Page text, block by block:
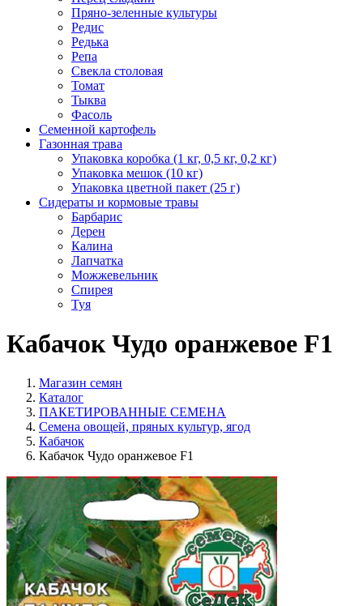
Пряно-зеленные культуры
Редис
Редька
Репа
Свекла столовая
Томат
Тыква
Фасоль
Семенной картофель
Газонная трава
Упаковка коробка (1 кг, 0,5 кг, 0,2 кг)
Упаковка мешок (10 кг)
Упаковка цветной пакет (25 г)
Сидераты и кормовые травы
Барбарис
Дерен
Калина
Лапчатка
Можжевельник
Спирея
Туя
Кабачок Чудо оранжевое F1
Магазин семян
Каталог
ПАКЕТИРОВАННЫЕ СЕМЕНА
Семена овощей, пряных культур, ягод
Кабачок
Кабачок Чудо оранжевое F1